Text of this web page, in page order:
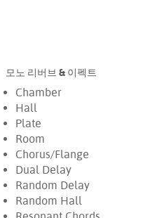
모노 리버브 & 이펙트
Chamber
Hall
Plate
Room
Chorus/Flange
Dual Delay
Random Delay
Random Hall